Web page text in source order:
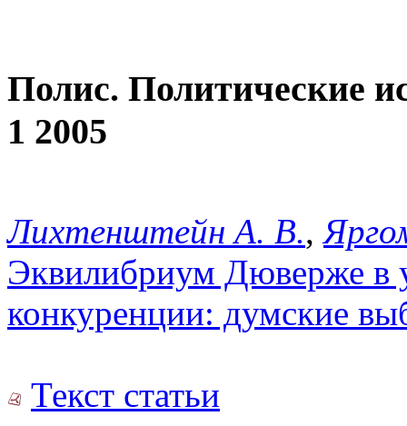
Полис. Политические
1 2005
Лихтенштейн А. В.,
Эквилибриум Дюверже в
конкуренции: думские
Текст статьи